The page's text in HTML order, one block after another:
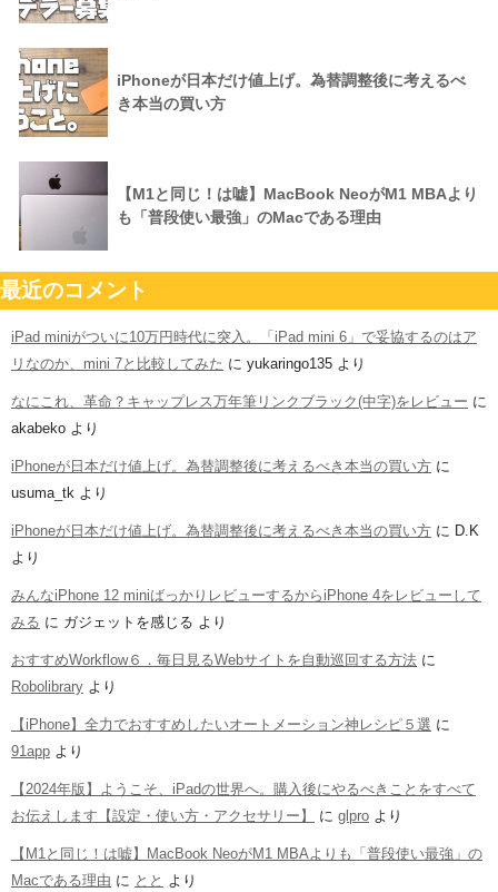
iPhoneが日本だけ値上げ。為替調整後に考えるべ
き本当の買い方
【M1と同じ！は嘘】MacBook NeoがM1 MBAより
も「普段使い最強」のMacである理由
最近のコメント
iPad miniがついに10万円時代に突入。「iPad mini 6」で妥協するのはア
リなのか、mini 7と比較してみた に yukaringo135 より
なにこれ、革命？キャップレス万年筆リンクブラック(中字)をレビュー に
akabeko より
iPhoneが日本だけ値上げ。為替調整後に考えるべき本当の買い方 に
usuma_tk より
iPhoneが日本だけ値上げ。為替調整後に考えるべき本当の買い方 に D.K
より
みんなiPhone 12 miniばっかりレビューするからiPhone 4をレビューして
みる に ガジェットを感じる より
おすすめWorkflow６．毎日見るWebサイトを自動巡回する方法 に
Robolibrary より
【iPhone】全力でおすすめしたいオートメーション神レシピ５選 に
91app より
【2024年版】ようこそ、iPadの世界へ。購入後にやるべきことをすべて
お伝えします【設定・使い方・アクセサリー】
に glpro より
【M1と同じ！は嘘】MacBook NeoがM1 MBAよりも「普段使い最強」の
Macである理由 に とと より